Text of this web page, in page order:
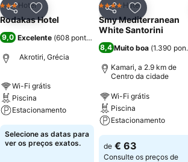
PartilharAdicionar aos favoritos
3 Estrelas
Hotel
Rodakas Hotel
9,0 Excelente (608 pontuações
Akrotiri, Grécia
Wi-Fi grátis
Piscina
Estacionamento
Selecione as datas para
ver os preços exatos.
PartilharAdicionar
4 EstrelasHotel
Smy Mediterranean
White Santorini
8,4 Muito boa (1.390
Kamari, a 2.9 km de
Centro da cidade
Wi-Fi grátis
Piscina
Estacionamento
de € 63
Consulte os preços de